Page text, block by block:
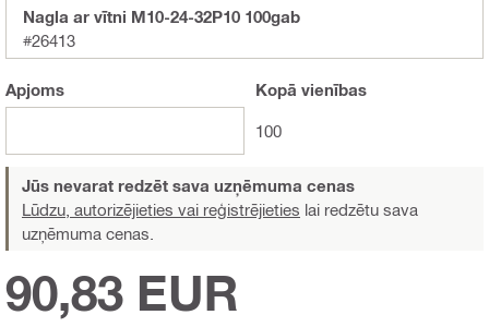
Nagla ar vītni M10-24-32P10 100gab
#26413
Apjoms Kopā vienības
100
Jūs nevarat redzēt sava uzņēmuma cenas
Lūdzu, autorizējieties vai reģistrējieties lai redzētu sava
uzņēmuma cenas.
90,83 EUR